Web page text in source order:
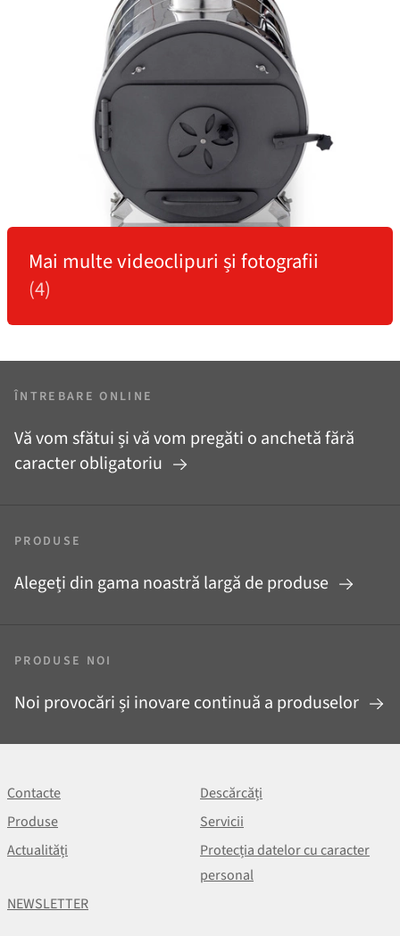
Mai multe videoclipuri și fotografii
(4)
ÎNTREBARE ONLINE
Vă vom sfătui și vă vom pregăti o anchetă fără
caracter obligatoriu
PRODUSE
Alegeți din gama noastră largă de produse
PRODUSE NOI
Noi provocări și inovare continuă a produselor
Contacte
Descărcăți
Produse
Servicii
Actualități
Protecția datelor cu caracter
personal
NEWSLETTER